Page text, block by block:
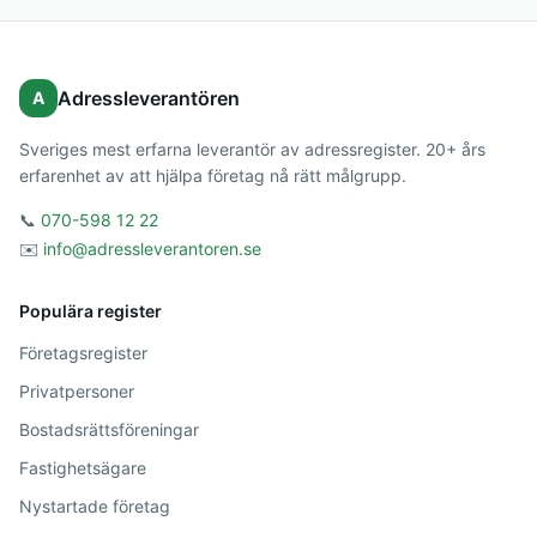
A Adressleverantören
Sveriges mest erfarna leverantör av adressregister. 20+ års
erfarenhet av att hjälpa företag nå rätt målgrupp.
📞 070-598 12 22
✉️ info@adressleverantoren.se
Populära register
Företagsregister
Privatpersoner
Bostadsrättsföreningar
Fastighetsägare
Nystartade företag